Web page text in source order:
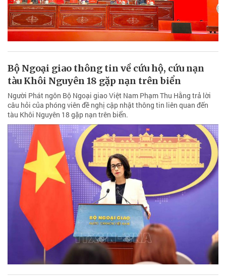
Bộ Ngoại giao thông tin về cứu hộ, cứu nạn
tàu Khôi Nguyên 18 gặp nạn trên biển
Người Phát ngôn Bộ Ngoại giao Việt Nam Phạm Thu Hằng trả lời
câu hỏi của phóng viên đề nghị cập nhật thông tin liên quan đến
tàu Khôi Nguyên 18 gặp nạn trên biển.